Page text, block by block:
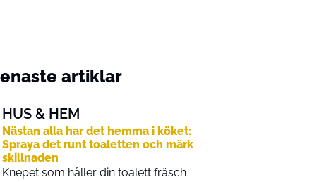
artiklar
HUS & HEM
Nästan alla har det hemma i köket:
Spraya det runt toaletten och märk
skillnaden
Knepet som håller din toalett fräsch